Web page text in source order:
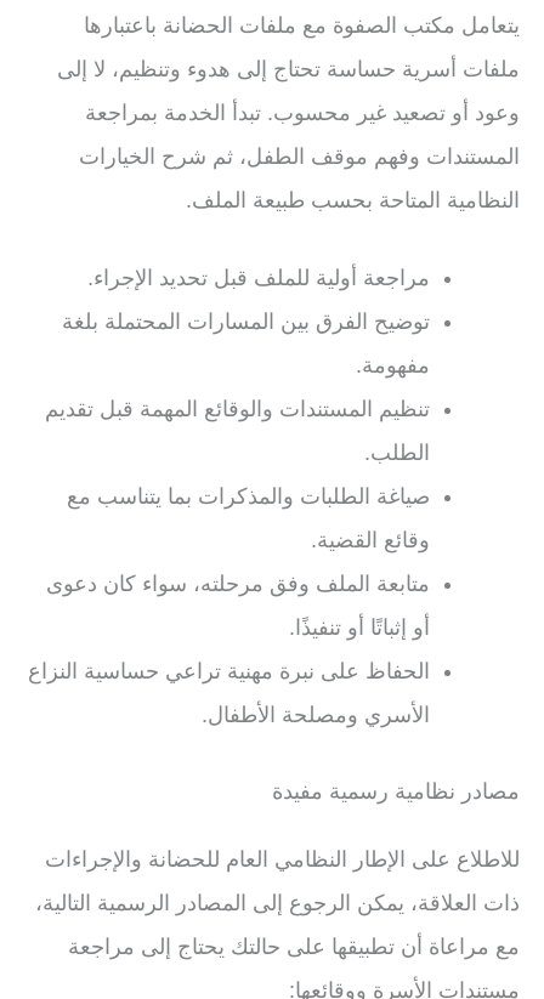
يتعامل مكتب الصفوة مع ملفات الحضانة باعتبارها
ملفات أسرية حساسة تحتاج إلى هدوء وتنظيم، لا إلى
وعود أو تصعيد غير محسوب. تبدأ الخدمة بمراجعة
المستندات وفهم موقف الطفل، ثم شرح الخيارات
النظامية المتاحة بحسب طبيعة الملف.
مراجعة أولية للملف قبل تحديد الإجراء.
توضيح الفرق بين المسارات المحتملة بلغة
مفهومة.
تنظيم المستندات والوقائع المهمة قبل تقديم
الطلب.
صياغة الطلبات والمذكرات بما يتناسب مع
وقائع القضية.
متابعة الملف وفق مرحلته، سواء كان دعوى
أو إثباتًا أو تنفيذًا.
الحفاظ على نبرة مهنية تراعي حساسية النزاع
الأسري ومصلحة الأطفال.
مصادر نظامية رسمية مفيدة
للاطلاع على الإطار النظامي العام للحضانة والإجراءات
ذات العلاقة، يمكن الرجوع إلى المصادر الرسمية التالية،
مع مراعاة أن تطبيقها على حالتك يحتاج إلى مراجعة
مستندات الأسرة ووقائعها: